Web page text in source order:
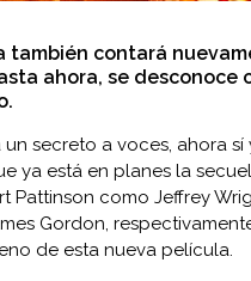
también contará
ahora, se
secreto a voces, ahora
ya está en planes la
Pattinson como Jeffrey
Gordon,
de esta nueva película.